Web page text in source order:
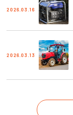
2026.03.16
2026.03.13